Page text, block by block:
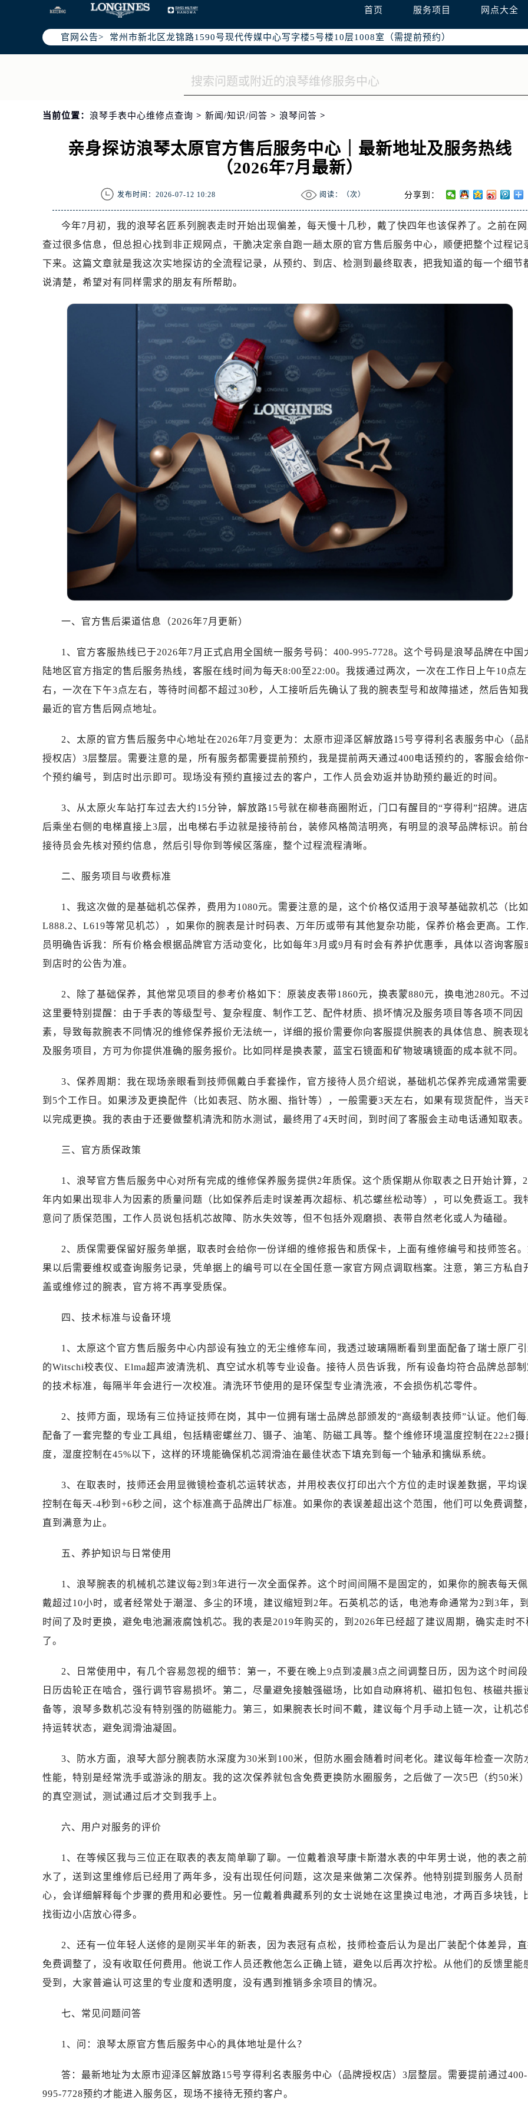
首页 服务项目 网点大全
官网公告>
上海市黄浦区南京东路299号宏伊国际广场写字楼8层806室（需提前预约）
南京市秦淮区中山南路1号（新街口）南京中心写字楼22层C1-1室（需提前预约）
常州市新北区龙锦路1590号现代传媒中心写字楼5号楼10层1008室（需提前预约）
徐州市鼓楼区淮海东路29号苏宁广场IFC国际金融中心写字楼35层3508室（需提前预约）
盐城市盐都区世纪大道5号盐城金融城写字楼1号楼16层1604室（需提前预约）
宁波市江北区大闸南路500号来福士广场办公楼20层2009室（需提前预约）
金华市金东区东市南街777号金华万达广场写字楼4号楼22层2209室（需提前预约）
绍兴市越城区胜利东路379号世茂天际中心写字楼8层805室（需提前预约）
南昌市红谷滩新区红谷中大道998号绿地双子塔（中央广场）A1座办公楼14层07室（需提前预约）
济南市历下区经十路11111号华润中心写字楼（万象城）15层1508室（需提前预约）
广州市越秀区环市东路371-375号世界贸易中心大厦南塔写字楼15层07室（需提前预约）
深圳市罗湖区深南东路5001号华润大厦写字楼17层1701室（需提前预约）
惠州市惠城区江北文昌一路7号华贸大厦写字楼1座30层05室（需提前预约）
厦门市思明区湖滨东路95号华润大厦写字楼B座11层1104室（需提前预约）
福州市鼓楼区五四路128-1号恒力城写字楼15层03室（需提前预约）
成都市锦江区人民东路6号SAC东原中心写字楼24层2406B室（需提前预约）
重庆市江北区观音桥步行街2号融恒时代广场写字楼9层902室（需提前预约）
长沙市芙蓉区定王台街道建湘路393号世茂环球金融中心写字楼（芙蓉广场）10层13室（需提前预约）
郑州市二七区铭功路10号华润大厦写字楼29层2905室（需提前预约）
太原市迎泽区解放路15号亨得利名表服务中心（品牌授权店）3层整层（需提前预约）
沈阳市沈河区中街路137号亨得利名表服务中心（品牌授权店）1层整层（需提前预约）
沈阳市沈河区中街路83号亨得利名表服务中心（品牌授权店）1层整层（需提前预约）
乌鲁木齐市天山区红山路26号时代广场（CCMALL）C座17层17-B（需提前预约）
温州市鹿城区锦绣路1067号置信广场10层1015室（需提前预约）
哈尔滨市道里区友谊西路600号富力中心T2座写字楼29层03室（需提前预约）
大连市中山区人民路15号国际金融大厦7层G室（需提前预约）
佛山市禅城区季华五路57号万科金融中心C座12层1205室（需提前预约）
东莞市东城街道鸿福东路1号民盈国贸中心T1写字楼9层907室（需提前预约）
无锡市梁溪区人民中路139号恒隆广场写字楼1座11层1104室（需提前预约）
南通市崇川区工农路57号圆融广场写字楼16层1603室（需提前预约）
武汉市江汉区解放大道686号世界贸易大厦38层09室（需提前预约）
南宁市青秀区金湖路59号地王大厦12楼1224室（需提前预约）
泉州市丰泽区宝洲路729号浦西万达中心写字楼A座7楼709室（需提前预约）
青岛市南区山东路6号华润大厦B座22层04室（需提前预约）
贵阳市南明区都司高架桥路33号亨特国际金融中心14楼14D（需提前预约）
西安市碑林区南关正街88号华侨城长安国际中心E座6楼10室（需提前预约）
海口市龙华区金贸东路5号海口华润大厦B座17层1707室（需提前预约）
台州市椒江区东海大道1800号腾达中心东1幢20楼2002室（需提前预约）
内蒙古自治区呼和浩特市玉泉区大学西街70号华润万象城写字楼（鄂尔多斯大厦）23层2326室（需提
甘肃省兰州市七里河区西津西路16号兰州中心写字楼21层2102室（需提前预约）
黑龙江省大庆市萨尔图区会战大街浪琴售后服务中心（需提前预约）
黑龙江省黑河市爱辉区中央街浪琴售后服务中心（需提前预约）
黑龙江省鸡西市鸡冠区红军路浪琴售后服务中心（需提前预约）
黑龙江省佳木斯市向阳区长安路浪琴售后服务中心（需提前预约）
黑龙江省牡丹江市东安区太平路浪琴售后服务中心（需提前预约）
黑龙江省齐齐哈尔市龙沙区龙华路浪琴售后服务中心（需提前预约）
黑龙江省双鸭山市尖山区新兴大街浪琴售后服务中心（需提前预约）
黑龙江省绥化市北林区新华街与康庄路交叉口浪琴售后服务中心（需提前预约）
黑龙江省伊春市伊美区通河路浪琴售后服务中心（需提前预约）
吉林省白山市浑江区浑江大街浪琴售后服务中心（需提前预约）
吉林省吉林市船营区河南街浪琴售后服务中心（需提前预约）
吉林省四平市铁东区紫气大路与南九经街交汇处浪琴售后服务中心（需提前预约）
吉林省通化市东昌区环通乡江南大街浪琴售后服务中心（需提前预约）
吉林省延边市延吉市解放路浪琴售后服务中心（需提前预约）
辽宁省朝阳市双塔区新华路浪琴售后服务中心（需提前预约）
辽宁省阜新市海州区解放大街浪琴售后服务中心（需提前预约）
辽宁省辽阳市白塔区新运大街浪琴售后服务中心（需提前预约）
辽宁省营口市站前区市府路与渤海大街交叉口浪琴售后服务中心（需提前预约）
北京市朝阳区建国门外大街甲6号华熙国际中心D座11层1102室浪琴售后服务中心（需提前预约）
北京市东城区东长安街1号王府井东方广场W3座6层602室浪琴售后服务中心（需提前预约）
内蒙古自治区阿拉善盟市左旗土尔扈特大街浪琴售后服务中心（需提前预约）
内蒙古自治区巴彦淖尔市临河区新华街浪琴售后服务中心（需提前预约）
内蒙古自治区鄂尔多斯市东胜区伊金霍洛街浪琴售后服务中心（需提前预约）
内蒙古自治区通辽市科尔沁区明仁大街浪琴售后服务中心（需提前预约）
内蒙古自治区乌海市海勃湾区人民南路浪琴售后服务中心（需提前预约）
内蒙古自治区乌兰察布市集宁区恩和大街浪琴售后服务中心（需提前预约）
山西省大同市平城区迎宾街浪琴售后服务中心（需提前预约）
山西省晋城市城区黄华街浪琴售后服务中心（需提前预约）
山西省晋中市榆次区顺城街浪琴售后服务中心（需提前预约）
山西省临汾市尧都区解放路浪琴售后服务中心（需提前预约）
山西省朔州市朔城区怡西路与鄯阳西街交汇处浪琴售后服务中心（需提前预约）
山西省忻州市忻府区和平东街与七一南路交叉口浪琴售后服务中心（需提前预约）
山西省长治市潞州区英雄中路浪琴售后服务中心（需提前预约）
天津市和平区赤峰道136号天津国际金融中心26层2603室浪琴售后服务中心（需提前预约）
安徽省安庆市迎江区人民路浪琴售后服务中心（需提前预约）
安徽省池州市贵池区长江路浪琴售后服务中心（需提前预约）
安徽省淮北市相山区淮海路浪琴售后服务中心（需提前预约）
安徽省淮南市田家庵区国庆中路浪琴售后服务中心（需提前预约）
安徽省六安市金安区解放中路浪琴售后服务中心（需提前预约）
安徽省铜陵市铜官区石城大道浪琴售后服务中心（需提前预约）
当前位置： 浪琴手表中心维修点查询 > 新闻/知识/问答 > 浪琴问答 >
亲身探访浪琴太原官方售后服务中心｜最新地址及服务热线
（2026年7月最新）
发布时间：2026-07-12 10:28 阅读：（次） 分享到：
今年7月初，我的浪琴名匠系列腕表走时开始出现偏差，每天慢十几秒，戴了快四年也该保养了。之前在网
查过很多信息，但总担心找到非正规网点，干脆决定亲自跑一趟太原的官方售后服务中心，顺便把整个过程记
下来。这篇文章就是我这次实地探访的全流程记录，从预约、到店、检测到最终取表，把我知道的每一个细节
说清楚，希望对有同样需求的朋友有所帮助。
一、官方售后渠道信息（2026年7月更新）
1、官方客服热线已于2026年7月正式启用全国统一服务号码：400-995-7728。这个号码是浪琴品牌在中国
陆地区官方指定的售后服务热线，客服在线时间为每天8:00至22:00。我拨通过两次，一次在工作日上午10点左
右，一次在下午3点左右，等待时间都不超过30秒，人工接听后先确认了我的腕表型号和故障描述，然后告知我
最近的官方售后网点地址。
2、太原的官方售后服务中心地址在2026年7月变更为：太原市迎泽区解放路15号亨得利名表服务中心（品
授权店）3层整层。需要注意的是，所有服务都需要提前预约，我是提前两天通过400电话预约的，客服会给你
个预约编号，到店时出示即可。现场没有预约直接过去的客户，工作人员会劝返并协助预约最近的时间。
3、从太原火车站打车过去大约15分钟，解放路15号就在柳巷商圈附近，门口有醒目的“亨得利”招牌。进店
后乘坐右侧的电梯直接上3层，出电梯右手边就是接待前台，装修风格简洁明亮，有明显的浪琴品牌标识。前台
接待员会先核对预约信息，然后引导你到等候区落座，整个过程流程清晰。
二、服务项目与收费标准
1、我这次做的是基础机芯保养，费用为1080元。需要注意的是，这个价格仅适用于浪琴基础款机芯（比如
L888.2、L619等常见机芯），如果你的腕表是计时码表、万年历或带有其他复杂功能，保养价格会更高。工作
员明确告诉我：所有价格会根据品牌官方活动变化，比如每年3月或9月有时会有养护优惠季，具体以咨询客服
到店时的公告为准。
2、除了基础保养，其他常见项目的参考价格如下：原装皮表带1860元，换表蒙880元，换电池280元。不
这里要特别提醒：由于手表的等级型号、复杂程度、制作工艺、配件材质、损坏情况及服务项目等各项不同因
素，导致每款腕表不同情况的维修保养报价无法统一，详细的报价需要你向客服提供腕表的具体信息、腕表现
及服务项目，方可为你提供准确的服务报价。比如同样是换表蒙，蓝宝石镜面和矿物玻璃镜面的成本就不同。
3、保养周期：我在现场亲眼看到技师佩戴白手套操作，官方接待人员介绍说，基础机芯保养完成通常需
到5个工作日。如果涉及更换配件（比如表冠、防水圈、指针等），一般需要3天左右，如果有现货配件，当天
以完成更换。我的表由于还要做整机清洗和防水测试，最终用了4天时间，到时间了客服会主动电话通知取表。
三、官方质保政策
1、浪琴官方售后服务中心对所有完成的维修保养服务提供2年质保。这个质保期从你取表之日开始计算，2
年内如果出现非人为因素的质量问题（比如保养后走时误差再次超标、机芯螺丝松动等），可以免费返工。我
意问了质保范围，工作人员说包括机芯故障、防水失效等，但不包括外观磨损、表带自然老化或人为磕碰。
2、质保需要保留好服务单据，取表时会给你一份详细的维修报告和质保卡，上面有维修编号和技师签名。
果以后需要维权或查询服务记录，凭单据上的编号可以在全国任意一家官方网点调取档案。注意，第三方私自
盖或维修过的腕表，官方将不再享受质保。
四、技术标准与设备环境
1、太原这个官方售后服务中心内部设有独立的无尘维修车间，我透过玻璃隔断看到里面配备了瑞士原厂
的Witschi校表仪、Elma超声波清洗机、真空试水机等专业设备。接待人员告诉我，所有设备均符合品牌总部制
的技术标准，每隔半年会进行一次校准。清洗环节使用的是环保型专业清洗液，不会损伤机芯零件。
2、技师方面，现场有三位持证技师在岗，其中一位拥有瑞士品牌总部颁发的“高级制表技师”认证。他们每
配备了一套完整的专业工具组，包括精密螺丝刀、镊子、油笔、防磁工具等。整个维修环境温度控制在22±2摄
度，湿度控制在45%以下，这样的环境能确保机芯润滑油在最佳状态下填充到每一个轴承和擒纵系统。
3、在取表时，技师还会用显微镜检查机芯运转状态，并用校表仪打印出六个方位的走时误差数据，平均误
控制在每天-4秒到+6秒之间，这个标准高于品牌出厂标准。如果你的表误差超出这个范围，他们可以免费调整，
直到满意为止。
五、养护知识与日常使用
1、浪琴腕表的机械机芯建议每2到3年进行一次全面保养。这个时间间隔不是固定的，如果你的腕表每天佩
戴超过10小时，或者经常处于潮湿、多尘的环境，建议缩短到2年。石英机芯的话，电池寿命通常为2到3年，到
时间了及时更换，避免电池漏液腐蚀机芯。我的表是2019年购买的，到2026年已经超了建议周期，确实走时不
了。
2、日常使用中，有几个容易忽视的细节：第一，不要在晚上9点到凌晨3点之间调整日历，因为这个时间段
日历齿轮正在啮合，强行调节容易损坏。第二，尽量避免接触强磁场，比如自动麻将机、磁扣包包、核磁共振
备等，浪琴多数机芯没有特别强的防磁能力。第三，如果腕表长时间不戴，建议每个月手动上链一次，让机芯
持运转状态，避免润滑油凝固。
3、防水方面，浪琴大部分腕表防水深度为30米到100米，但防水圈会随着时间老化。建议每年检查一次防
性能，特别是经常洗手或游泳的朋友。我的这次保养就包含免费更换防水圈服务，之后做了一次5巴（约50米）
的真空测试，测试通过后才交到我手上。
六、用户对服务的评价
1、在等候区我与三位正在取表的表友简单聊了聊。一位戴着浪琴康卡斯潜水表的中年男士说，他的表之
水了，送到这里维修后已经用了两年多，没有出现任何问题，这次是来做第二次保养。他特别提到服务人员耐
心，会详细解释每个步骤的费用和必要性。另一位戴着典藏系列的女士说她在这里换过电池，才两百多块钱，
找街边小店放心得多。
2、还有一位年轻人送修的是刚买半年的新表，因为表冠有点松，技师检查后认为是出厂装配个体差异，
免费调整了，没有收取任何费用。他说工作人员还教他怎么正确上链，避免以后再次拧松。从他们的反馈里能
受到，大家普遍认可这里的专业度和透明度，没有遇到推销多余项目的情况。
七、常见问题问答
1、问：浪琴太原官方售后服务中心的具体地址是什么？
答：最新地址为太原市迎泽区解放路15号亨得利名表服务中心（品牌授权店）3层整层。需要提前通过400-
995-7728预约才能进入服务区，现场不接待无预约客户。